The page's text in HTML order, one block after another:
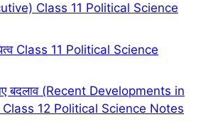
Class 11 Political Science
Class 11 Political Science
नए बदलाव (Recent Developments in
12 Political Science Notes